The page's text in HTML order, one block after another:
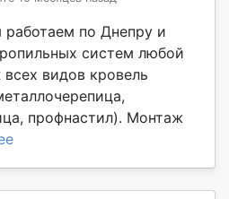
по Днепру и
систем любой
видов кровель
профнастил). Монтаж